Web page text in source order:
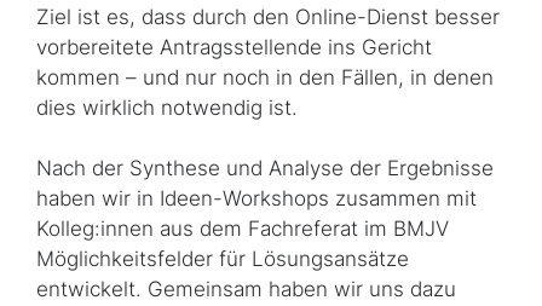
Ziel ist es, dass durch den Online-Dienst besser
vorbereitete An­trags­stel­len­de ins Gericht
kommen – und nur noch in den Fällen, in denen
dies wirklich notwendig ist.
Nach der Synthese und Analyse der Ergebnisse
haben wir in Ideen-Workshops zusammen mit
Kolleg:innen aus dem Fachreferat im BMJV
Möglichkeitsfelder für Lösungsansätze
entwickelt. Gemeinsam haben wir uns dazu